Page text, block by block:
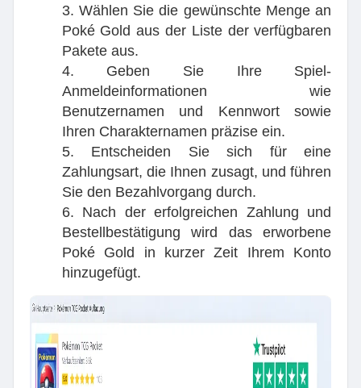
3. Wählen Sie die gewünschte Menge an
Poké Gold aus der Liste der verfügbaren
Pakete aus.
4. Geben Sie Ihre Spiel-
Anmeldeinformationen wie
Benutzernamen und Kennwort sowie
Ihren Charakternamen präzise ein.
5. Entscheiden Sie sich für eine
Zahlungsart, die Ihnen zusagt, und führen
Sie den Bezahlvorgang durch.
6. Nach der erfolgreichen Zahlung und
Bestellbestätigung wird das erworbene
Poké Gold in kurzer Zeit Ihrem Konto
hinzugefügt.